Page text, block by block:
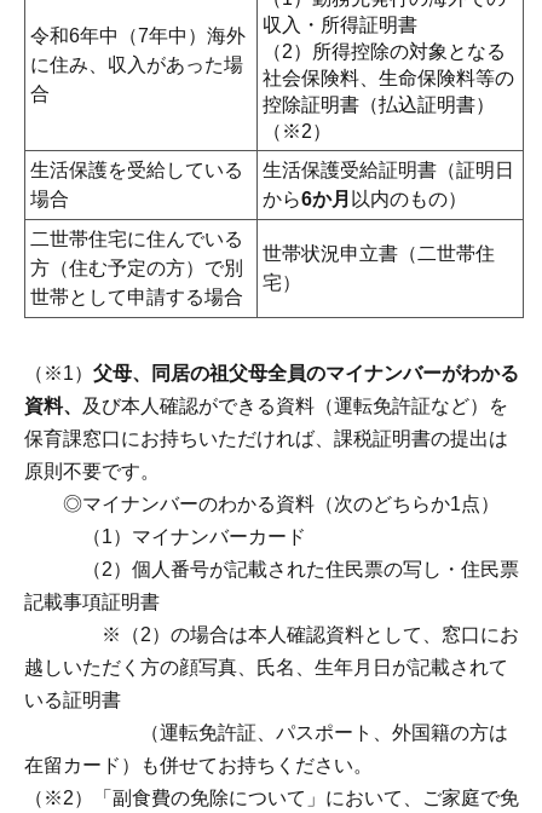
令和6年中（7年中）海外
に住み、収入があった場
合
収入・所得証明書
（2）所得控除の対象となる
社会保険料、生命保険料等の
控除証明書（払込証明書）
（※2）
生活保護を受給している
場合
生活保護受給証明書（証明日
から6か月 以内のもの）
二世帯住宅に住んでいる
方（住む予定の方）で別
世帯として申請する場合
世帯状況申立書（二世帯住
宅）
（※1） 父母、同居の祖父母全員のマイナンバーがわかる
資料、
及び本人確認ができる資料（運転免許証など）を
保育課窓口にお持ちいただければ、課税証明書の提出は
原則不要です。
◎マイナンバーのわかる資料（次のどちらか1点）
（1）マイナンバーカード
（2）個人番号が記載された住民票の写し・住民票
記載事項証明書
※（2）の場合は本人確認資料として、窓口にお
越しいただく方の顔写真、氏名、生年月日が記載されて
いる証明書
（運転免許証、パスポート、外国籍の方は
在留カード）も併せてお持ちください。
（※2）「副食費の免除について」において、ご家庭で免